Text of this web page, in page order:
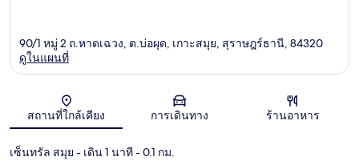
แผนที่
90/1 หมู่ 2 ถ.หาดเฉวง, ต.บ่อผุด, เกาะสมุย, สุราษฎร์ธานี, 84320
ดูในแผนที่
สถานที่ใกล้เคียง การเดินทาง ร้านอาหาร
เซ็นทรัล สมุย - เดิน 1 นาที- 0.1 กม.